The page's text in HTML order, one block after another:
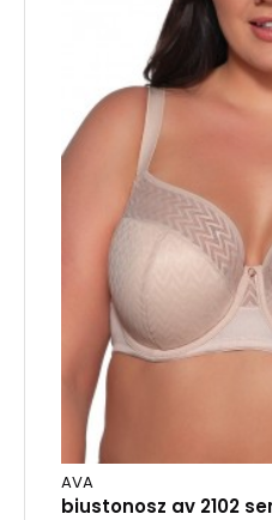
AVA
biustonosz av 2102